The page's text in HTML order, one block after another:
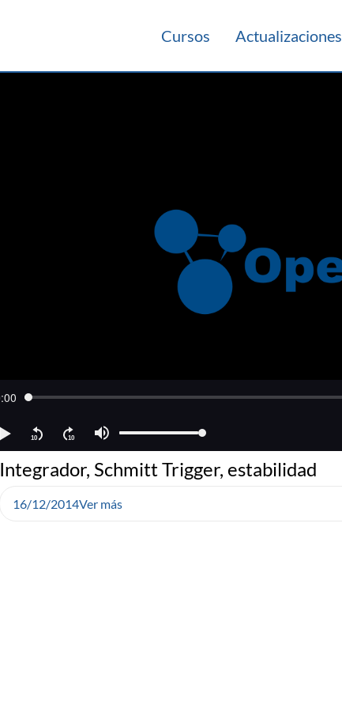
Cursos Actualizaciones
Integrador, Schmitt Trigger, estabilidad
16/12/2014Ver más